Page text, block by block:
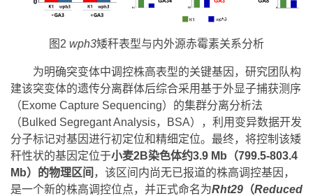
图2 wph3矮秆表型与内外源赤霉素关系分析
为明确突变体中调控株高表型的关键基因，研究团队构
建该突变体的遗传分离群体后综合采用基于外显子捕获测序
（Exome Capture Sequencing）的集群分离分析法
（Bulked Segregant Analysis，BSA），利用变异数据开发
分子标记对基因进行初定位和精细定位。最终，将控制该矮
秆性状的基因定位于小麦2B染色体约3.9 Mb（799.5-803.4
Mb）的物理区间 ，该区间内尚无已报道的株高调控基因，
是一个新的株高调控位点，并正式命名为Rht29 （Reduced